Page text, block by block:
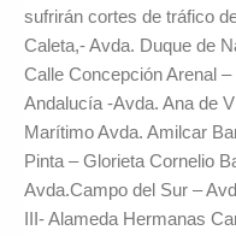
sufrirán cortes de tráfico
Caleta,- Avda. Duque de
Calle Concepción Arenal
Andalucía -Avda. Ana de
Marítimo Avda. Amilcar
Pinta – Glorieta Cornelio
Avda.Campo del Sur –
III- Alameda Hermanas